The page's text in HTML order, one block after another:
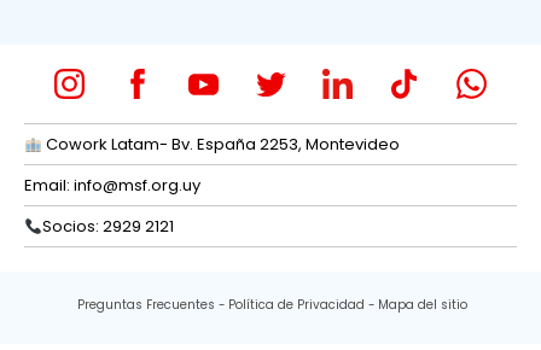
Cowork Latam- Bv. España 2253, Montevideo
Email: info@msf.org.uy
Socios: 2929 2121
Preguntas Frecuentes Política de Privacidad Mapa del sitio